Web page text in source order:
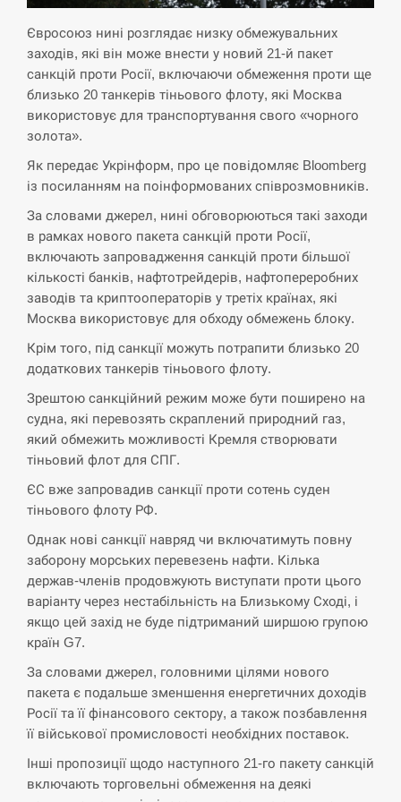
СЕРПЕНЬ
14:53
Экс-послу в США Стефанишиной вручили новое
подозрение и избирают меру…
СЕРПЕНЬ
14:40
У Росії розгортається ракетний підрозділ КНДР –
Reuters
СЕРПЕНЬ
Поставки ракет для ПВО сократились втрое,
хотя у партнеров они…
СЕРПЕНЬ
14:10
У Румунії затоплять чотири баржі для
збільшення потоку води до…
СЕРПЕНЬ
13:53
В Москве пожаловались на “кратный рост” атак
дронов Украины
СЕРПЕНЬ
13:40
Біля українського літака в аеропорту Лейпцига
виявили дрон, ймовірно, з…
СЕРПЕНЬ
13:23
ответили, как отреагируют на…
СЕРПЕНЬ
Тайвань проводить найбільші військові
Євросоюз нині розглядає низку обмежувальних
заходів, які він може внести у новий 21-й пакет
санкцій проти Росії, включаючи обмеження проти ще
близько 20 танкерів тіньового флоту, які Москва
використовує для транспортування свого «чорного
золота».
Як передає Укрінформ, про це повідомляє Bloomberg
із посиланням на поінформованих співрозмовників.
За словами джерел, нині обговорюються такі заходи
в рамках нового пакета санкцій проти Росії,
включають запровадження санкцій проти більшої
кількості банків, нафтотрейдерів, нафтопереробних
заводів та криптооператорів у третіх країнах, які
Москва використовує для обходу обмежень блоку.
Крім того, під санкції можуть потрапити близько 20
додаткових танкерів тіньового флоту.
Зрештою санкційний режим може бути поширено на
судна, які перевозять скраплений природний газ,
який обмежить можливості Кремля створювати
тіньовий флот для СПГ.
ЄС вже запровадив санкції проти сотень суден
тіньового флоту РФ.
Однак нові санкції навряд чи включатимуть повну
заборону морських перевезень нафти. Кілька
держав-членів продовжують виступати проти цього
варіанту через нестабільність на Близькому Сході, і
якщо цей захід не буде підтриманий ширшою групою
країн G7.
За словами джерел, головними цілями нового
пакета є подальше зменшення енергетичних доходів
Росії та її фінансового сектору, а також позбавлення
її військової промисловості необхідних поставок.
Інші пропозиції щодо наступного 21-го пакету санкцій
включають торговельні обмеження на деякі